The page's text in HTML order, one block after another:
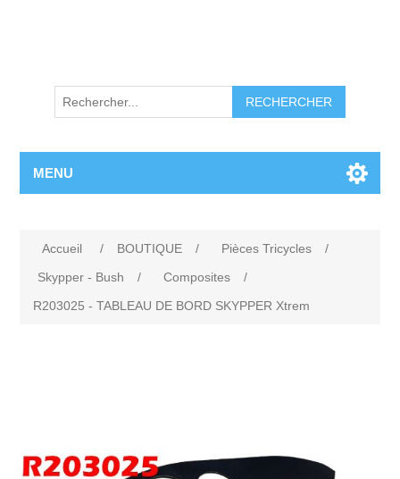
RECHERCHER
MENU
Accueil / BOUTIQUE / Pièces Tricycles
/
Skypper - Bush
/ Composites
/
R203025 - TABLEAU DE BORD SKYPPER Xtrem